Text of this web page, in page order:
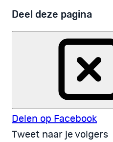
Deel deze pagina
Delen op Facebook
Tweet naar je volgers